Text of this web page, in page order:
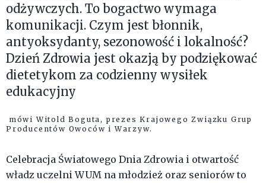
odżywczych. To bogactwo wymaga
komunikacji. Czym jest błonnik,
antyoksydanty, sezonowość i lokalność?
Dzień Zdrowia jest okazją by podziękować
dietetykom za codzienny wysiłek
edukacyjny
mówi Witold Boguta, prezes Krajowego Związku Grup
Producentów Owoców i Warzyw.
Celebracja Światowego Dnia Zdrowia i otwartość
władz uczelni WUM na młodzież oraz seniorów to